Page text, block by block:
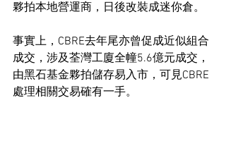
夥拍本地營運商，日後改裝成迷你倉。
事實上，CBRE去年尾亦曾促成近似組合
成交，涉及荃灣工廈全幢5.6億元成交，
由黑石基金夥拍儲存易入市，可見CBRE
處理相關交易確有一手。